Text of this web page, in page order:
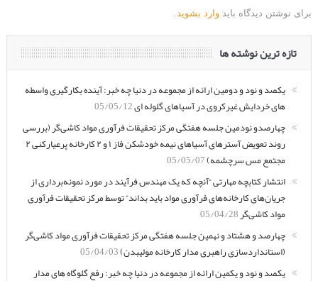
برای نوشتن دیدگاه باید وارد بشوید.
تازه ترین نوشته ها
یکصد و نود و دومین ارائه از مجموعه در دنیا چه خبر: آینده بکارگیری واسطه
های خردایش غیرکروی در آسیاهای گلوله ای05/05/12
چهارصدو نودمین جلسه هفتگی مرکز تحقیقات فرآوری مواد کاشی‌گر (بررسی
روند تعویض آسترهای آسیاهای نیمه خودشکن فاز ۱ و ۲ کارخانه پرعیارکنی ۲
مجتمع مس سرچشمه)05/05/07
انتشار کتابچه مهارتی “آنچه که یک مهندس فرآیند در مورد نمونه‌برداری از
جریان‌های کارخانه‌های فرآوری مواد باید بداند” توسط مرکز تحقیقات فرآوری
مواد کاشی‌گر05/04/28
چهارصد و هشتاد و نهمین جلسه هفتگی مرکز تحقیقات فرآوری مواد کاشی‌گر
(استانداردسازی راهبری مدار کارخانه مولیبدن)05/04/03
یکصد و نود و یکمین ارائه از مجموعه در دنیا چه خبر: رفع گلوگاه های مدار